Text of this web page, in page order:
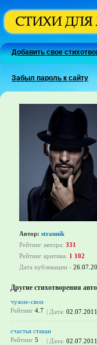
Добавить свое
Забыл пароль к сайту
Автор: strannik
Рейтинг автора: 331
Рейтинг критика: 1 102
Дата публикации -
Другие стихотворения
чужие-свои
Рейтинг 4.7 | Дата: 02.07.2011
счастья стакан
Рейтинг 5 | Дата: 02.07.2011